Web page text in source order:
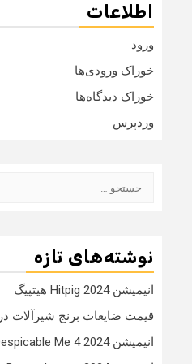
اطلاعات
ورود
خوراک ورودی‌ها
خوراک دیدگاه‌ها
وردپرس
نوشته‌های تازه
انیمیشن Hitpig 2024 هیتپیگ
قیمت ضایعات برنج شیرآلات در 1403
انیمیشن Despicable Me 4 2024 من نفرت انگیز 4